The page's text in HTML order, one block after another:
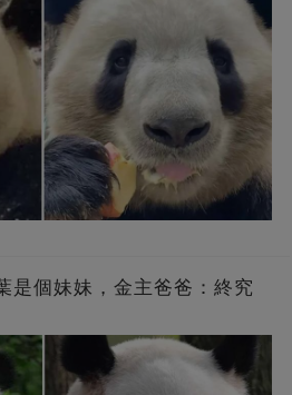
是個妹妹，金主爸爸：終究